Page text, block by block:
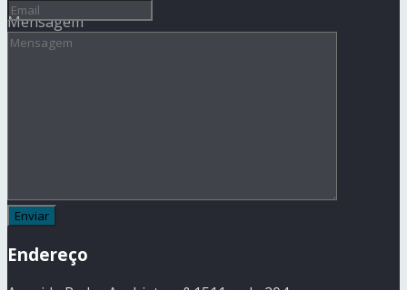
Mensagem
Endereço